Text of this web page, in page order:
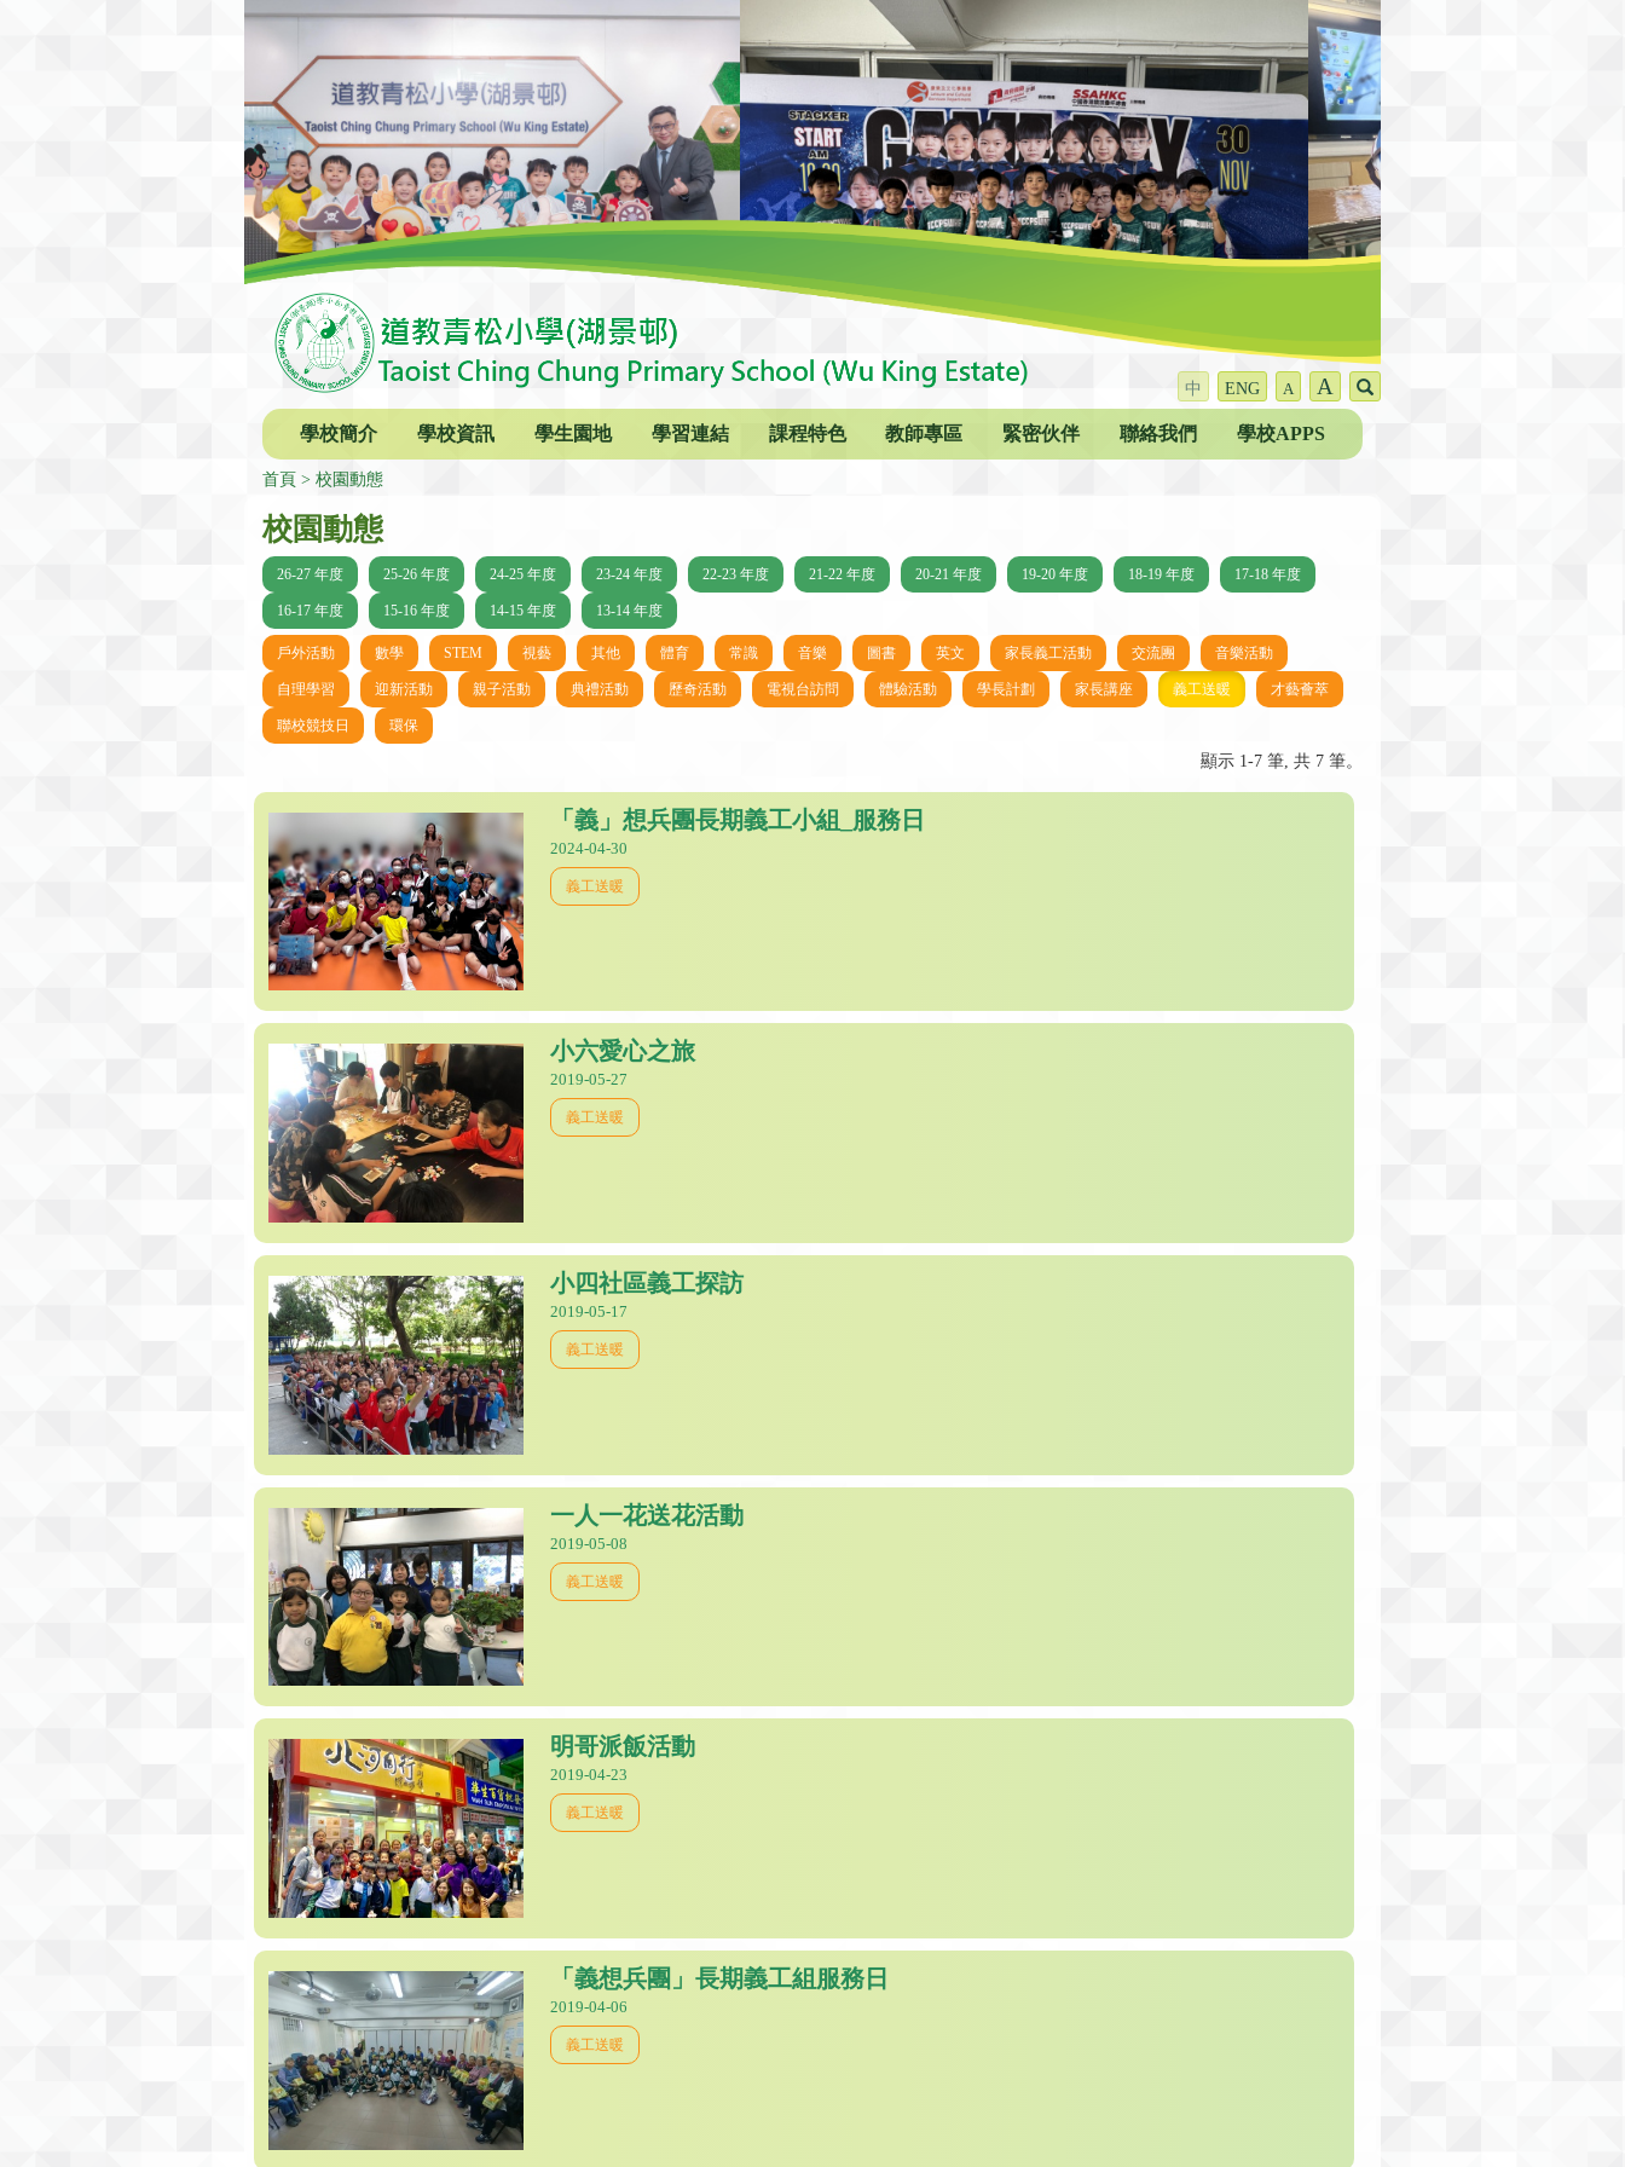
中 ENG A A
學校簡介 學校資訊 學生園地 學習連結 課程特色 教師專區 緊密伙伴 聯絡我們 學校APPS
首頁 校園動態
校園動態
26-27 年度 25-26 年度 24-25 年度 23-24 年度 22-23 年度 21-22 年度 20-21 年度 19-20 年度 18-19 年度 17-18 年度
16-17 年度 15-16 年度 14-15 年度 13-14 年度
戶外活動 數學 STEM 視藝 其他 體育 常識 音樂 圖書 英文 家長義工活動 交流團 音樂活動
自理學習 迎新活動 親子活動 典禮活動 歷奇活動 電視台訪問 體驗活動 學長計劃 家長講座 義工送暖 才藝薈萃
聯校競技日 環保
顯示 1-7 筆, 共 7 筆。
「義」想兵團長期義工小組_服務日
2024-04-30
義工送暖
小六愛心之旅
2019-05-27
義工送暖
小四社區義工探訪
2019-05-17
義工送暖
一人一花送花活動
2019-05-08
義工送暖
明哥派飯活動
2019-04-23
義工送暖
「義想兵團」長期義工組服務日
2019-04-06
義工送暖